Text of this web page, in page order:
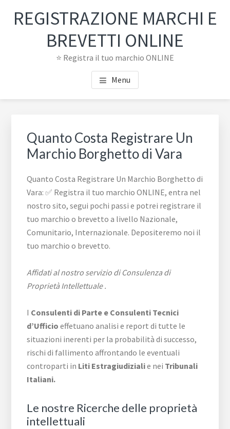
REGISTRAZIONE MARCHI E
BREVETTI ONLINE
⭐ Registra il tuo marchio ONLINE
Menu
Quanto Costa Registrare Un
Marchio Borghetto di Vara
Quanto Costa Registrare Un Marchio Borghetto di
Vara: ✅ Registra il tuo marchio ONLINE, entra nel
nostro sito, segui pochi passi e potrei registrare il
tuo marchio o brevetto a livello Nazionale,
Comunitario, Internazionale. Depositeremo noi il
tuo marchio o brevetto.
Affidati al nostro servizio di Consulenza di
Proprietà Intellettuale .
I Consulenti di Parte e Consulenti Tecnici
d’Ufficio effetuano analisi e report di tutte le
situazioni inerenti per la probabilità di successo,
rischi di fallimento affrontando le eventuali
controparti in Liti Estragiudizialie nei Tribunali
Italiani.
Le nostre Ricerche delle proprietà
intellettuali